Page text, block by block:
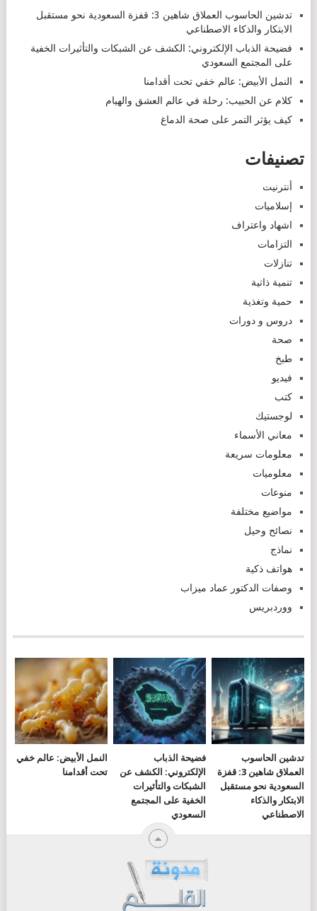
تدشين الحاسوب العملاق شاهين 3: قفزة السعودية نحو مستقبل
الابتكار والذكاء الاصطناعي
فضيحة الذباب الإلكتروني: الكشف عن الشبكات والتأثيرات الخفية
على المجتمع السعودي
النمل الأبيض: عالم خفي تحت أقدامنا
كلام عن الحبيب: رحلة في عالم العشق والهيام
كيف يؤثر التمر على صحة الدماغ
تصنيفات
أنترنيت
إسلاميات
اشهاد واعتراف
التزامات
تنازلات
تنمية ذاتية
حمية وتغذية
دروس و دورات
صحة
طبخ
فيديو
كتب
لوجستيك
معاني الأسماء
معلومات سريعة
معلوميات
منوعات
مواضيع مختلفة
نصائح وحيل
نماذج
هواتف ذكية
وصفات الدكتور عماد ميزاب
ووردبريس
تدشين الحاسوب
العملاق شاهين 3: قفزة
السعودية نحو مستقبل
الابتكار والذكاء
الاصطناعي
فضيحة الذباب
الإلكتروني: الكشف عن
الشبكات والتأثيرات
الخفية على المجتمع
السعودي
النمل الأبيض: عالم خفي
تحت أقدامنا